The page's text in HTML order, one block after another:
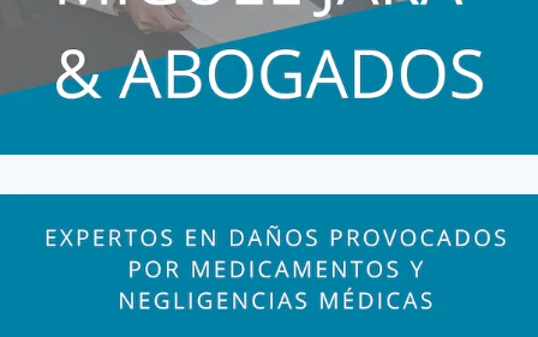
VACUNA
DEL
PAPILOMA
CERVARIX